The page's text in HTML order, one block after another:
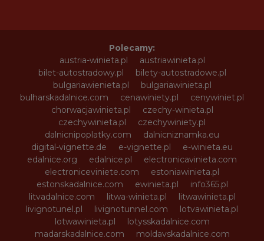
Polecamy:
austria-winieta.pl
austriawinieta.pl
bilet-autostradowy.pl
bilety-autostradowe.pl
bulgariawienieta.pl
bulgariawinieta.pl
bulharskadalnice.com
cenawiniety.pl
cenywiniet.pl
chorwacjawinieta.pl
czechy-winieta.pl
czechywinieta.pl
czechywiniety.pl
dalnicnipoplatky.com
dalnicniznamka.eu
digital-vignette.de
e-vignette.pl
e-winieta.eu
edalnice.org
edalnice.pl
electronicavinieta.com
electroniceviniete.com
estoniawinieta.pl
estonskadalnice.com
ewinieta.pl
info365.pl
litvadalnice.com
litwa-winieta.pl
litwawinieta.pl
livignotunel.pl
livignotunnel.com
lotvawinieta.pl
lotwawinieta.pl
lotysskadalnice.com
madarskadalnice.com
moldavskadalnice.com